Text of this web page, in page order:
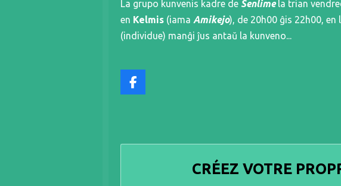
La grupo kunvenis kadre de Senlime la trian
en Kelmis (iama Amikejo), de 20h00 ĝis 22h00,
(individue) manĝi ĵus antaŭ la kunveno...
F
a
o
CRÉEZ VOTRE